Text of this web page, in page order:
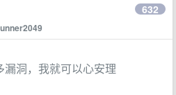
632
洞，我就可以心安理